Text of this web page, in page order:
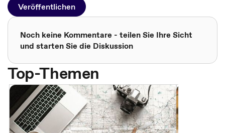
Veröffentlichen
Noch keine Kommentare - teilen Sie Ihre Sicht
und starten Sie die Diskussion
Top-Themen